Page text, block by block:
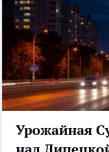
Урожайная